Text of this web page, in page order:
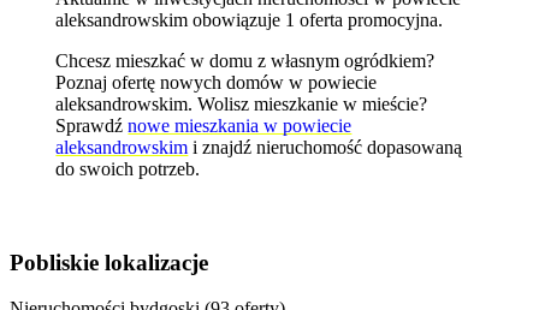
aleksandrowskim obowiązuje 1 oferta promocyjna.
Chcesz mieszkać w domu z własnym ogródkiem?
Poznajofertę nowych domów w powiecie
aleksandrowskim. Wolisz mieszkanie w mieście?
Sprawdźnowe mieszkania w powiecie
aleksandrowskim i znajdź nieruchomość dopasowaną
do swoich potrzeb.
Pobliskie lokalizacje